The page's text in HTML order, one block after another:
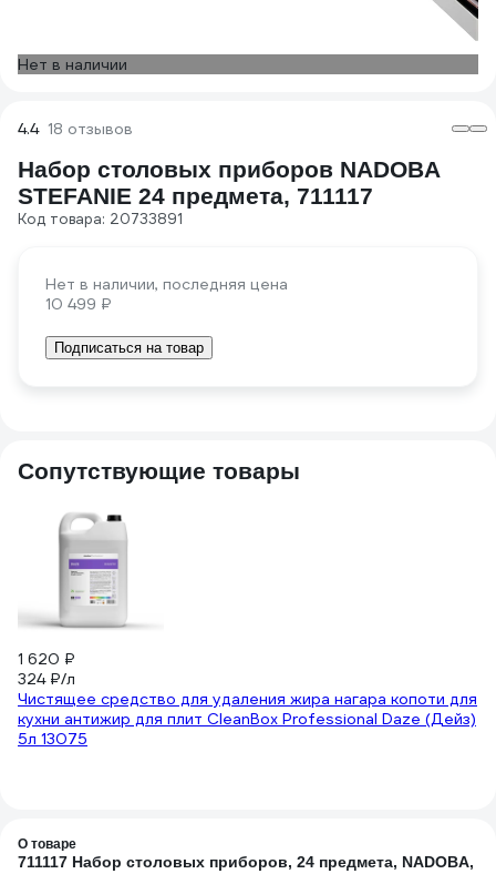
Нет в наличии
4.4 18 отзывов
Набор столовых приборов NADOBA
STEFANIE 24 предмета, 711117
Код товара: 20733891
Нет в наличии, последняя цена
10 499 ₽
Подписаться на товар
Сопутствующие товары
1 620 ₽
324 ₽/л
Чистящее средство для удаления жира нагара копоти для
кухни антижир для плит CleanBox Professional Daze (Дейз)
5л 13075
О товаре
711117 Набор столовых приборов, 24 предмета, NADOBA,